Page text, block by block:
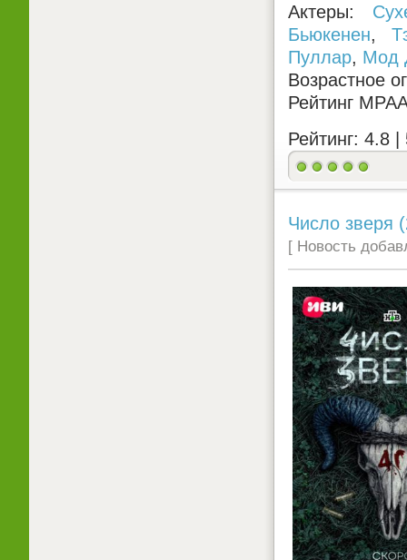
Актеры:
Бьюкенен,
Пуллар, Мод
Возрастное
Рейтинг
Рейтинг: 4.8 |
Число зверя
[ Новость